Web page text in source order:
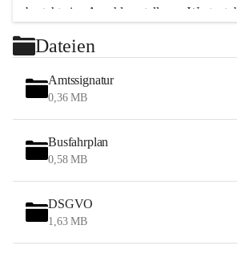
besteht eine Anschlussstelle zur
Wien erreicht man in ca. 45 Minuten.
Stössing zählt noch zum
zum Naherholungsraum St. Pölten. Viele
„ihre Wiener“. Seit 1960 bauten viele
Wochenendhäuser im Gemeindegebiet.
waldreichen Jagdgebietes haben viele
Das Wandern ist aus touristischer Sicht
Tätigkeit. Das hügelige Gebiet mit
Wiesen, Wälder und Obstkulturen lädt
Dateien
Amtssignatur
0,36 MB
Busfahrplan
0,58 MB
DSGVO
1,63 MB